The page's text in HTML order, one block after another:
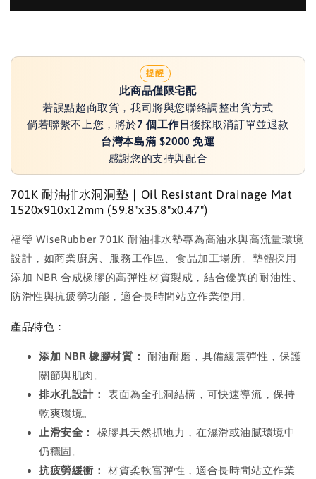
提醒
此商品僅限宅配
若誤點超商取貨，我司將與您聯絡調整出貨方式
倘若聯繫不上您，將於7 個工作日 後採取消訂單並退款
台灣本島滿 $2000 免運
感謝您的支持與配合
701K 耐油排水洞洞墊｜Oil Resistant Drainage Mat
1520x910x12mm (59.8"x35.8"x0.47")
福瑩 WiseRubber 701K 耐油排水墊專為高油水與高流量環境
設計，如商業廚房、服務工作區、食品加工場所。墊體採用
添加 NBR 合成橡膠的高彈性材質製成，結合優異的耐油性、
防滑性與抗疲勞功能，適合長時間站立作業使用。
產品特色：
添加 NBR 橡膠材質：
耐油耐磨，具備緩震彈性，保護
關節與肌肉。
排水孔設計：
表面為全孔洞結構，可快速導流，保持
乾爽環境。
止滑安全：
橡膠具天然抓地力，在濕滑或油膩環境中
仍穩固。
抗疲勞緩衝：
材質柔軟富彈性，適合長時間站立作業